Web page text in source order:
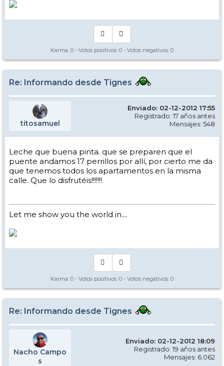
Karma: 0 - Votos positivos: 0 - Votos negativos: 0
Re: Informando desde Tignes
titosamuel
Enviado: 02-12-2012 17:55
Registrado: 17 años antes
Mensajes: 548
Leche que buena pinta. que se preparen que el
puente andamos 17 perrillos por allí, por cierto me da
que tenemos todos los apartamentos en la misma
calle. Que lo disfrutéis!!!!!!!
Let me show you the world in....
Karma: 0 - Votos positivos: 0 - Votos negativos: 0
Re: Informando desde Tignes
Nacho Campo
s
Enviado: 02-12-2012 18:09
Registrado: 19 años antes
Mensajes: 6.062